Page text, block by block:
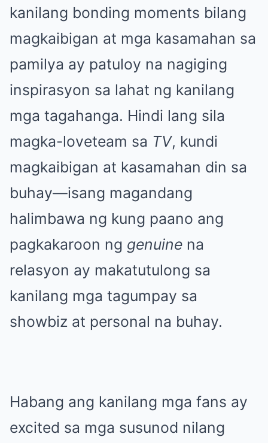
kanilang bonding moments bilang
magkaibigan at mga kasamahan sa
pamilya ay patuloy na nagiging
inspirasyon sa lahat ng kanilang
mga tagahanga. Hindi lang sila
magka-loveteam sa TV, kundi
magkaibigan at kasamahan din sa
buhay—isang magandang
halimbawa ng kung paano ang
pagkakaroon ng genuine na
relasyon ay makatutulong sa
kanilang mga tagumpay sa
showbiz at personal na buhay.
Habang ang kanilang mga fans ay
excited sa mga susunod nilang